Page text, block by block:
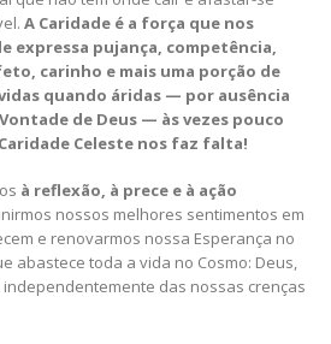
A Caridade é a força que nos
expressa pujança, competência,
carinho e mais uma porção de
quando áridas — por ausência
de Deus — às vezes pouco
Celeste nos faz falta!
à reflexão, à prece e à ação
nossos melhores sentimentos em
e renovarmos nossa Esperança no
abastece toda a vida no Cosmo: Deus,
das nossas crenças